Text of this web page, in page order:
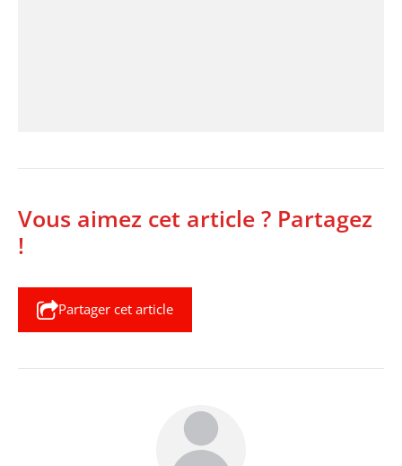
Vous aimez cet article ? Partagez
!
Partager cet article